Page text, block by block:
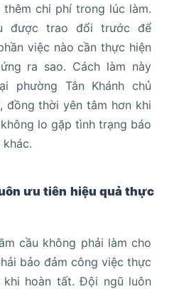
chi phí trong lúc làm.
được trao đổi trước để
việc nào cần thực hiện
ra sao. Cách làm này
phường Tân Khánh chủ
đồng thời yên tâm hơn khi
lo gặp tình trạng báo
ưu tiên hiệu quả thực
cầu không phải làm cho
bảo đảm công việc thực
hoàn tất. Đội ngũ luôn